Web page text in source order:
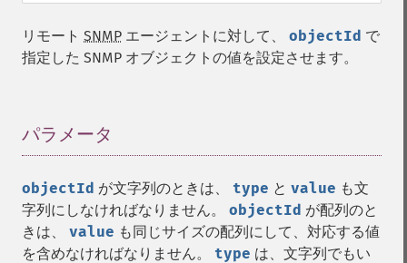
リモート SNMP エージェントに対して、 objectId で
指定した SNMP オブジェクトの値を設定させます。
パラメータ
objectId が文字列のときは、 type と value も文
字列にしなければなりません。 objectId が配列のと
きは、 value も同じサイズの配列にして、対応する値
を含めなければなりません。 type は、文字列でもい